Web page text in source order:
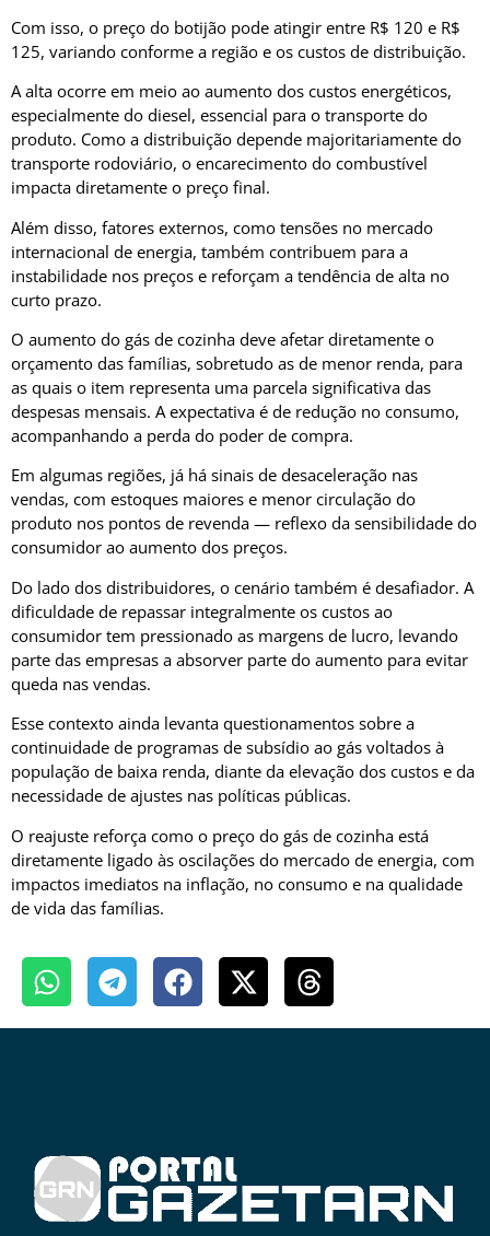
Com isso, o preço do botijão pode atingir entre R$ 120 e R$
125, variando conforme a região e os custos de distribuição.
A alta ocorre em meio ao aumento dos custos energéticos,
especialmente do diesel, essencial para o transporte do
produto. Como a distribuição depende majoritariamente do
transporte rodoviário, o encarecimento do combustível
impacta diretamente o preço final.
Além disso, fatores externos, como tensões no mercado
internacional de energia, também contribuem para a
instabilidade nos preços e reforçam a tendência de alta no
curto prazo.
O aumento do gás de cozinha deve afetar diretamente o
orçamento das famílias, sobretudo as de menor renda, para
as quais o item representa uma parcela significativa das
despesas mensais. A expectativa é de redução no consumo,
acompanhando a perda do poder de compra.
Em algumas regiões, já há sinais de desaceleração nas
vendas, com estoques maiores e menor circulação do
produto nos pontos de revenda — reflexo da sensibilidade do
consumidor ao aumento dos preços.
Do lado dos distribuidores, o cenário também é desafiador. A
dificuldade de repassar integralmente os custos ao
consumidor tem pressionado as margens de lucro, levando
parte das empresas a absorver parte do aumento para evitar
queda nas vendas.
Esse contexto ainda levanta questionamentos sobre a
continuidade de programas de subsídio ao gás voltados à
população de baixa renda, diante da elevação dos custos e da
necessidade de ajustes nas políticas públicas.
O reajuste reforça como o preço do gás de cozinha está
diretamente ligado às oscilações do mercado de energia, com
impactos imediatos na inflação, no consumo e na qualidade
de vida das famílias.